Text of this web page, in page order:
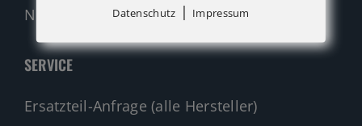
Nehmen Sie Kontakt auf!
SERVICE
Ersatzteil-Anfrage (alle Hersteller)
Datenschutz | Impressum